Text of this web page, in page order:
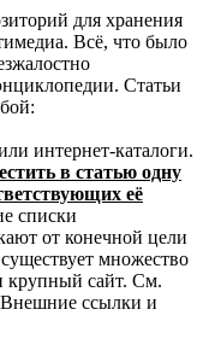
для хранения
Всё, что было
Статьи
интернет-каталоги.
в статью одну
её
списки
от конечной цели
множество
крупный сайт. См.
ссылки и